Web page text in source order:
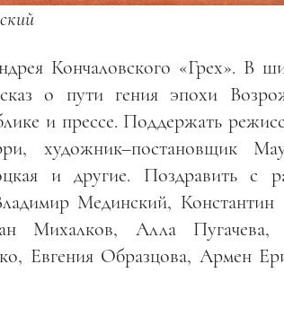
Кончаловского «Грех». В
о пути гения эпохи
и прессе. Поддержать
художник–постановщик
и другие. Поздравить с
Мединский, Константин
Михалков, Алла Пугачева,
Евгения Образцова, Армен